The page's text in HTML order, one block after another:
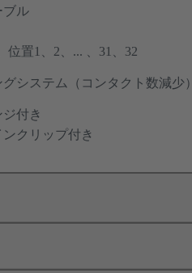
ブル
位置1、2、... 、31、32
システム（コンタクト数減少）
付き
クリップ付き